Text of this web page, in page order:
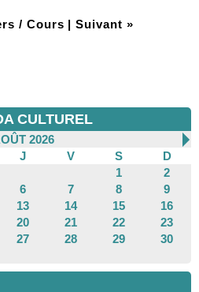
/ Cours | Suivant »
CULTUREL
2026
J V S
D
1
2
6 7 8
9
13 14 15
16
20 21 22
23
27 28 29
30